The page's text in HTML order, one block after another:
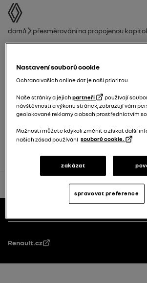
uživatelská příručka
Drobečková navigace
Domů Přesměrování na propojenou
Karta
Klíč, dálkové ovládání
Dveře
návrat na začátek
Renault.cz
Nastavení souborů cookie
Ochrana vašich online dat je naší prioritou
Naše stránky a jejichpartneři
používají
návštěvnosti a výkonu stránek, zobrazují vám
geolokované reklamy a obsah prostřednictvím
Možnosti můžete kdykoli změnit a získat další
našich zásad používání souborů cookie.
zakázat
spravovat preference